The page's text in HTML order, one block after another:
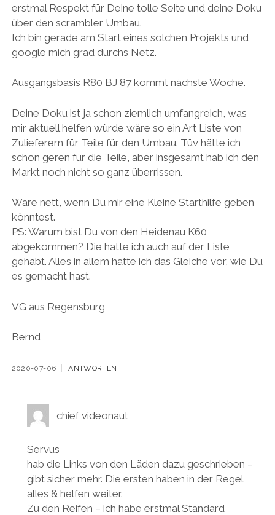
erstmal Respekt für Deine tolle Seite und deine Doku
über den scrambler Umbau.
Ich bin gerade am Start eines solchen Projekts und
google mich grad durchs Netz.
Ausgangsbasis R80 BJ 87 kommt nächste Woche.
Deine Doku ist ja schon ziemlich umfangreich, was
mir aktuell helfen würde wäre so ein Art Liste von
Zulieferern für Teile für den Umbau. Tüv hätte ich
schon geren für die Teile, aber insgesamt hab ich den
Markt noch nicht so ganz überrissen.
Wäre nett, wenn Du mir eine Kleine Starthilfe geben
könntest.
PS: Warum bist Du von den Heidenau K60
abgekommen? Die hätte ich auch auf der Liste
gehabt. Alles in allem hätte ich das Gleiche vor, wie Du
es gemacht hast.
VG aus Regensburg
Bernd
2020-07-06 ANTWORTEN
chief videonaut
Servus
hab die Links von den Läden dazu geschrieben –
gibt sicher mehr. Die ersten haben in der Regel
alles & helfen weiter.
Zu den Reifen – ich habe erstmal Standard